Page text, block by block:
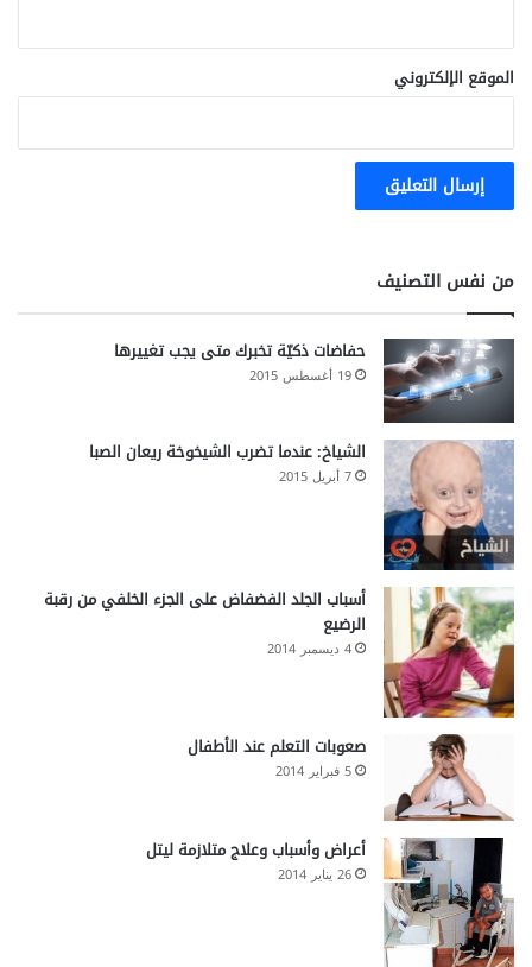
ش
ك
ت
ل
ص
م
الموقع الإلكتروني
من نفس التصنيف
حفاضات ذكيّة تخبرك متى يجب تغييرها
19 أغسطس 2015
الشياخ: عندما تضرب الشيخوخة ريعان الصبا
7 أبريل 2015
أسباب الجلد الفضفاض على الجزء الخلفي من رقبة
الرضيع
4 ديسمبر 2014
صعوبات التعلم عند الأطفال
5 فبراير 2014
أعراض وأسباب وعلاج متلازمة ليتل
26 يناير 2014